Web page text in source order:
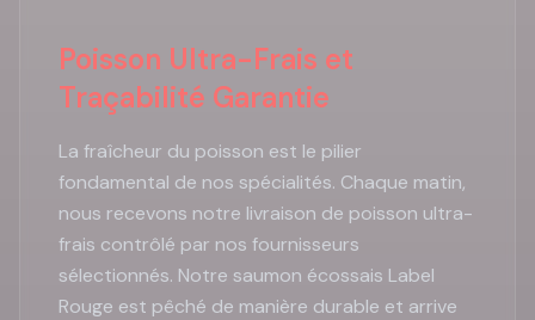
Poisson Ultra-Frais et
Traçabilité Garantie
La fraîcheur du poisson est le pilier
fondamental de nos spécialités. Chaque matin,
nous recevons notre livraison de poisson ultra-
frais contrôlé par nos fournisseurs
sélectionnés. Notre saumon écossais Label
Rouge est pêché de manière durable et arrive